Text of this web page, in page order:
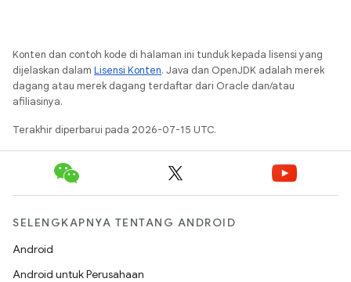
Konten dan contoh kode di halaman ini tunduk kepada lisensi yang
dijelaskan dalam Lisensi Konten. Java dan OpenJDK adalah merek
dagang atau merek dagang terdaftar dari Oracle dan/atau
afiliasinya.
Terakhir diperbarui pada 2026-07-15 UTC.
SELENGKAPNYA TENTANG ANDROID
Android
Android untuk Perusahaan